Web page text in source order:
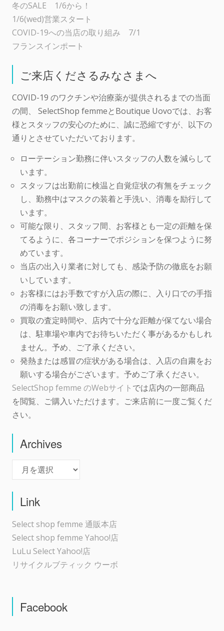
冬のSALE 1/6から！
1/6(wed)営業スタート
COVID-19への当店の取り組み 7/1
フランスインポート
ご来店くださるみなさまへ
COVID-19 のワクチンや治療薬が提供されるまでの当面
の間、 SelectShop femmeとBoutique Uovoでは、お客
様とスタッフの安心のために、誠に恐縮ですが、以下の
通りとさせていただいております。
ローテーション勤務に伴いスタッフの人数を減らして
います。
スタッフは出勤前に検温と自覚症状の有無をチェック
し、勤務中はマスクの装着と手洗い、消毒を励行して
います。
可能な限り、スタッフ間、お客様とも一定の距離を保
てるように、各コーナーでポジションを保つように努
めています。
当店の出入り業者に対しても、感染予防の徹底をお願
いしています。
お客様にはお手数ですが入店の際に、入り口での手指
の消毒をお願い致します。
買取の査定時間や、店内で十分な距離が保てない場合
は、駐車場や車内でお待ちいただく事があるかもしれ
ません。予め、ご了承ください。
発熱または感冒の症状がある場合は、入店の自粛をお
願いする場合がございます。予めご了承ください。
SelectShop femme のWebサイト では店内の一部商品
を閲覧、ご購入いただけます。ご来店前に一度ご覧くだ
さい。
Archives
Link
Select shop femme 通販本店
Select shop femme Yahoo!店
LuLu Select Yahoo!店
リサイクルブティック ウーボ
Facebook